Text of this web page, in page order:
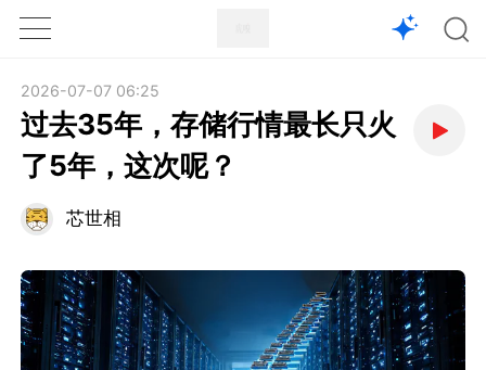
1X
2026-07-07 06:25
过去35年，存储行情最长只火
了5年，这次呢？
芯世相